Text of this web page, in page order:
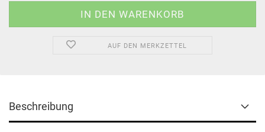
AUF DEN MERKZETTEL
Beschreibung